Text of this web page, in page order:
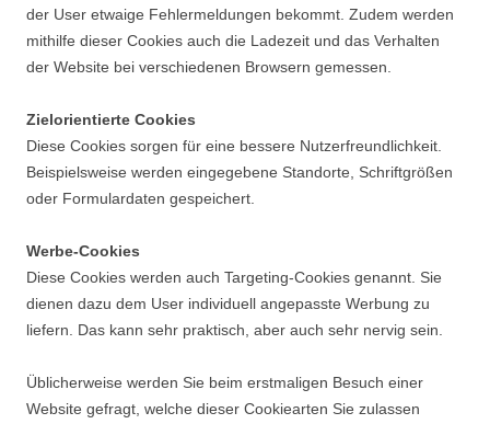
der User etwaige Fehlermeldungen bekommt. Zudem werden
mithilfe dieser Cookies auch die Ladezeit und das Verhalten
der Website bei verschiedenen Browsern gemessen.
Zielorientierte Cookies
Diese Cookies sorgen für eine bessere Nutzerfreundlichkeit.
Beispielsweise werden eingegebene Standorte, Schriftgrößen
oder Formulardaten gespeichert.
Werbe-Cookies
Diese Cookies werden auch Targeting-Cookies genannt. Sie
dienen dazu dem User individuell angepasste Werbung zu
liefern. Das kann sehr praktisch, aber auch sehr nervig sein.
Üblicherweise werden Sie beim erstmaligen Besuch einer
Website gefragt, welche dieser Cookiearten Sie zulassen